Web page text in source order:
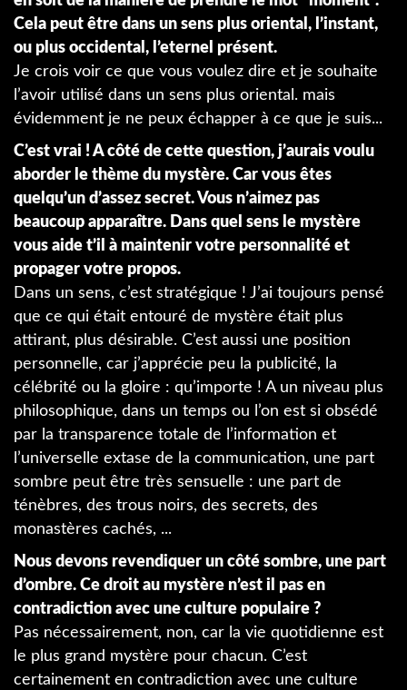
Cela peut être dans un sens plus oriental, l’instant,
ou plus occidental, l’eternel présent.
Je crois voir ce que vous voulez dire et je souhaite
l’avoir utilisé dans un sens plus oriental. mais
évidemment je ne peux échapper à ce que je suis...
C’est vrai ! A côté de cette question, j’aurais voulu
aborder le thème du mystère. Car vous êtes
quelqu’un d’assez secret. Vous n’aimez pas
beaucoup apparaître. Dans quel sens le mystère
vous aide t’il à maintenir votre personnalité et
propager votre propos.
Dans un sens, c’est stratégique ! J’ai toujours pensé
que ce qui était entouré de mystère était plus
attirant, plus désirable. C’est aussi une position
personnelle, car j’apprécie peu la publicité, la
célébrité ou la gloire : qu’importe ! A un niveau plus
philosophique, dans un temps ou l’on est si obsédé
par la transparence totale de l’information et
l’universelle extase de la communication, une part
sombre peut être très sensuelle : une part de
ténèbres, des trous noirs, des secrets, des
monastères cachés, ...
Nous devons revendiquer un côté sombre, une part
d’ombre. Ce droit au mystère n’est il pas en
contradiction avec une culture populaire ?
Pas nécessairement, non, car la vie quotidienne est
le plus grand mystère pour chacun. C’est
certainement en contradiction avec une culture